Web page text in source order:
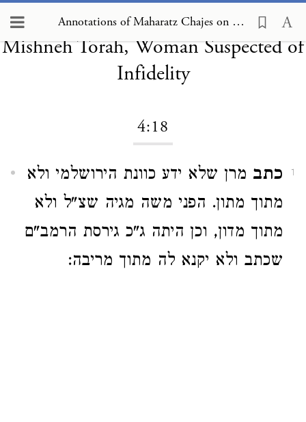
Annotations of Maharatz Chajes on Mishneh Torah, Woman Suspected of Infidelity 4:18
Annotations of Maharatz Chajes on
Mishneh Torah, Woman Suspected of
Infidelity
4:18
1 כתב מרן שלא ידע כוונת הירושלמי ולא
מתוך מתון. הפני משה מגיה שצ"ל ולא
מתוך מדון, וכן היתה ג"כ גירסת הרמב"ם
שכתב ולא יקנא לה מתוך מריבה: